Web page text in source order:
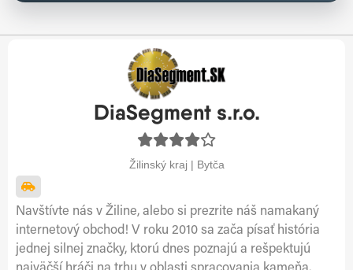
DiaSegment s.r.o.
Žilinský kraj | Bytča
Navštívte nás v Žiline, alebo si prezrite náš namakaný
internetový obchod! V roku 2010 sa zača písať história
jednej silnej značky, ktorú dnes poznajú a rešpektujú